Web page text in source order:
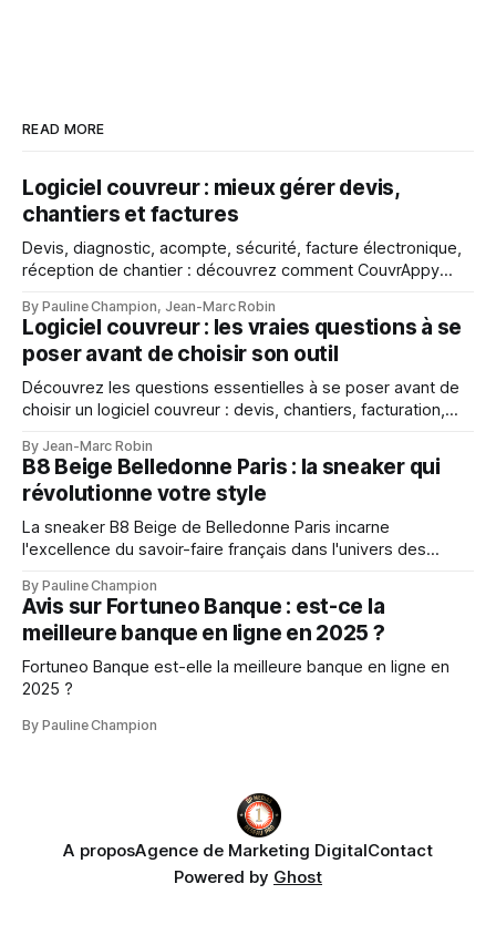
READ MORE
Logiciel couvreur : mieux gérer devis,
chantiers et factures
Devis, diagnostic, acompte, sécurité, facture électronique,
réception de chantier : découvrez comment CouvrAppy
activité.
By Pauline Champion, Jean-Marc Robin
Logiciel couvreur : les vraies questions à se
poser avant de choisir son outil
Découvrez les questions essentielles à se poser avant de
choisir un logiciel couvreur : devis, chantiers, facturation,
By Jean-Marc Robin
B8 Beige Belledonne Paris : la sneaker qui
révolutionne votre style
La sneaker B8 Beige de Belledonne Paris incarne
l'excellence du savoir-faire français dans l'univers des
By Pauline Champion
Avis sur Fortuneo Banque : est-ce la
meilleure banque en ligne en 2025 ?
Fortuneo Banque est-elle la meilleure banque en ligne en
2025 ?
By Pauline Champion
A proposAgence de Marketing DigitalContact
Powered by Ghost